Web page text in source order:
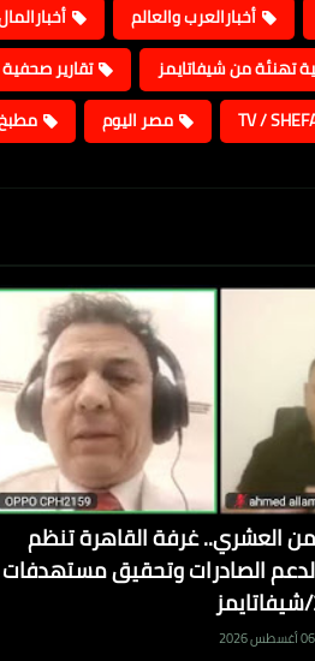
أخبارالعرب والعالم
تهنئة من شيفاتايمز تقارير صحفية
مصر اليوم
العشري.. غرفة القاهرة تنظم
لدعم الصادرات وتحقيق مستهدفات
06 أغسطس 2026